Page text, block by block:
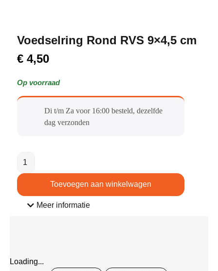
Voedselring Rond RVS 9×4,5 cm
€ 4,50
Op voorraad
Di t/m Za voor 16:00 besteld, dezelfde
dag verzonden​
Toevoegen aan winkelwagen
Meer informatie
Loading...